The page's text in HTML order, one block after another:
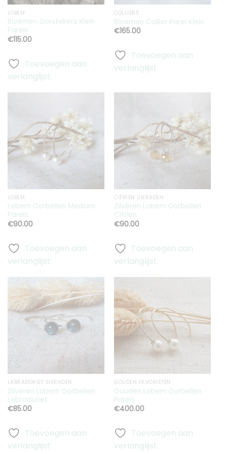
LOBEM
Bloemen Oorstekers Klein
Parels
€115.00
Toevoegen aan
verlanglijst
COLLIERS
Bloemen Collier Parel Klein
€165.00
Toevoegen aan
verlanglijst
Toevoegen
aan
verlanglijst
LOBEM
Lobem Oorbellen Medium
Parels
€90.00
Toevoegen aan
verlanglijst
Toevoegen
aan
verlanglijst
CITRIEN SIERADEN
Zilveren Lobem Oorbellen
Citrien
€90.00
Toevoegen aan
verlanglijst
Toevoegen
aan
verlanglijst
LABRADORIET SIERADEN
Zilveren Lobem Oorbellen
Labradoriet
€85.00
Toevoegen aan
verlanglijst
Toevoegen
aan
verlanglijst
GOUDEN FAVORIETEN
Gouden Lobem Oorbellen
Parels
€400.00
Toevoegen aan
verlanglijst